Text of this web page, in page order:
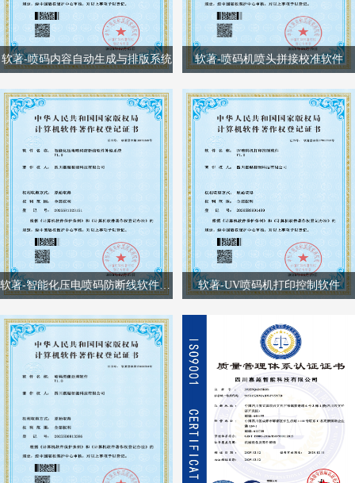
软著-喷码内容自动生成与排版系统 软著-喷码机喷头拼接校准软件
软著-智能化压电喷码防断线软件补偿系统 软著-UV喷码机打印控制软件